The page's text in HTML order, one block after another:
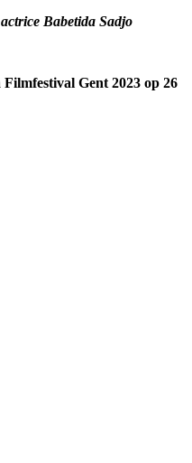
Babetida Sadjo
Gent 2023 op 26